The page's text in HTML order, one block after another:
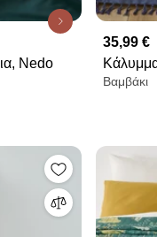
Nedo
35,99 €
Βαμβάκι